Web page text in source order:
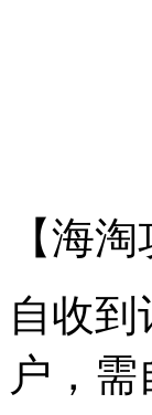
【海淘
自收
户，